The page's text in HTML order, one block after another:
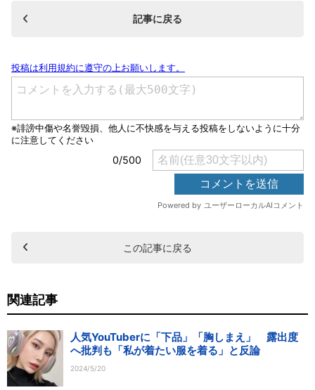
記事に戻る
この記事に戻る
関連記事
人気YouTuberに「下品」「胸しまえ」 露出度
へ批判も「私が着たい服を着る」と反論
2024/5/20